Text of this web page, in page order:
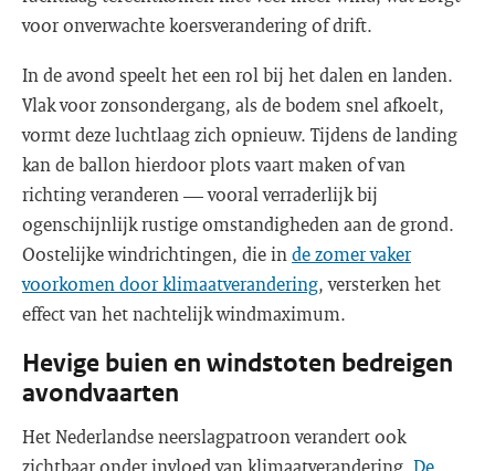
voor onverwachte koersverandering of drift.
In de avond speelt het een rol bij het dalen en landen.
Vlak voor zonsondergang, als de bodem snel afkoelt,
vormt deze luchtlaag zich opnieuw. Tijdens de landing
kan de ballon hierdoor plots vaart maken of van
richting veranderen — vooral verraderlijk bij
ogenschijnlijk rustige omstandigheden aan de grond.
Oostelijke windrichtingen, die in de zomer vaker
voorkomen door klimaatverandering, versterken het
effect van het nachtelijk windmaximum.
Hevige buien en windstoten bedreigen
avondvaarten
Het Nederlandse neerslagpatroon verandert ook
zichtbaar onder invloed van klimaatverandering. De